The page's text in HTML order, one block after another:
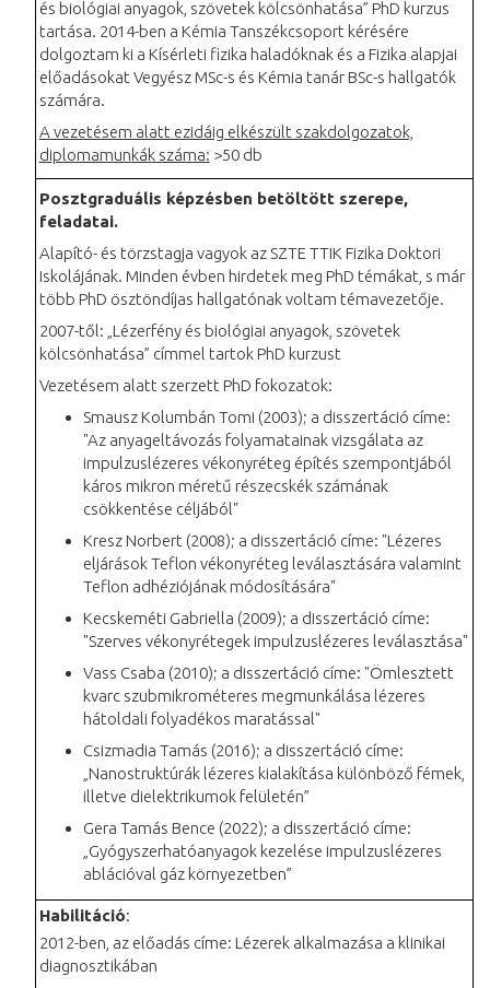
és biológiai anyagok, szövetek kölcsönhatása” PhD kurzus
tartása. 2014-ben a Kémia Tanszékcsoport kérésére
dolgoztam ki a Kísérleti fizika haladóknak és a Fizika alapjai
előadásokat Vegyész MSc-s és Kémia tanár BSc-s hallgatók
számára.
A vezetésem alatt ezidáig elkészült szakdolgozatok,
diplomamunkák száma: >50 db
Posztgraduális képzésben betöltött szerepe,
feladatai.
Alapító- és törzstagja vagyok az SZTE TTIK Fizika Doktori
Iskolájának. Minden évben hirdetek meg PhD témákat, s már
több PhD ösztöndíjas hallgatónak voltam témavezetője.
2007-től: „Lézerfény és biológiai anyagok, szövetek
kölcsönhatása” címmel tartok PhD kurzust
Vezetésem alatt szerzett PhD fokozatok:
Smausz Kolumbán Tomi (2003); a disszertáció címe:
"Az anyageltávozás folyamatainak vizsgálata az
impulzuslézeres vékonyréteg építés szempontjából
káros mikron méretű részecskék számának
csökkentése céljából"
Kresz Norbert (2008); a disszertáció címe: "Lézeres
eljárások Teflon vékonyréteg leválasztására valamint
Teflon adhéziójának módosítására"
Kecskeméti Gabriella (2009); a disszertáció címe:
"Szerves vékonyrétegek impulzuslézeres leválasztása"
Vass Csaba (2010); a disszertáció címe: "Ömlesztett
kvarc szubmikrométeres megmunkálása lézeres
hátoldali folyadékos maratással"
Csizmadia Tamás (2016); a disszertáció címe:
„Nanostruktúrák lézeres kialakítása különböző fémek,
illetve dielektrikumok felületén”
Gera Tamás Bence (2022); a disszertáció címe:
„Gyógyszerhatóanyagok kezelése impulzuslézeres
ablációval gáz környezetben”
Habilitáció:
2012-ben, az előadás címe: Lézerek alkalmazása a klinikai
diagnosztikában